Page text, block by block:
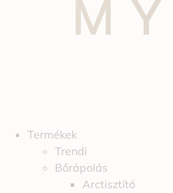
Termékek
Trendi
Bőrápolás
Arctisztító